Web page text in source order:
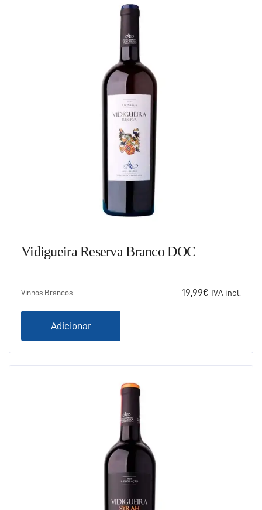
Vidigueira Reserva Branco DOC
Vinhos Brancos 19,99€ IVA incl.
Adicionar